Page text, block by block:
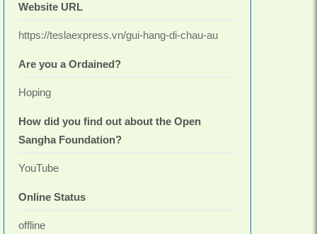
Website URL
https://teslaexpress.vn/gui-hang-di-chau-au
Are you a Ordained?
Hoping
How did you find out about the Open
Sangha Foundation?
YouTube
Online Status
offline